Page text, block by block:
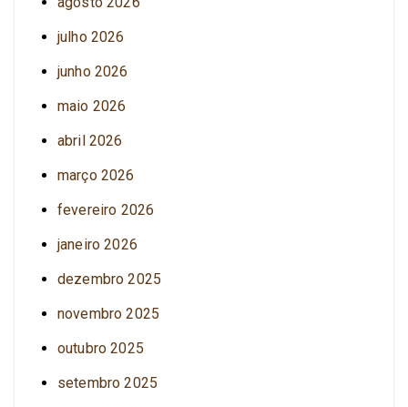
julho 2026
junho 2026
maio 2026
abril 2026
março 2026
fevereiro 2026
janeiro 2026
dezembro 2025
novembro 2025
outubro 2025
setembro 2025